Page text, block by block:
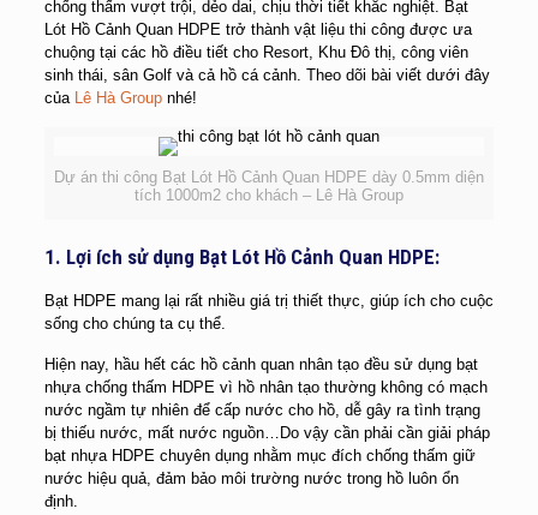
chống thấm vượt trội, dẻo dai, chịu thời tiết khắc nghiệt. Bạt
Lót Hồ Cảnh Quan HDPE trở thành vật liệu thi công được ưa
chuộng tại các hồ điều tiết cho Resort, Khu Đô thị, công viên
sinh thái, sân Golf và cả hồ cá cảnh. Theo dõi bài viết dưới đây
của Lê Hà Groupnhé!
Dự án thi công Bạt Lót Hồ Cảnh Quan HDPE dày 0.5mm diện
tích 1000m2 cho khách – Lê Hà Group
1. Lợi ích sử dụng Bạt Lót Hồ Cảnh Quan HDPE:
Bạt HDPE mang lại rất nhiều giá trị thiết thực, giúp ích cho cuộc
sống cho chúng ta cụ thể.
Hiện nay, hầu hết các hồ cảnh quan nhân tạo đều sử dụng bạt
nhựa chống thấm HDPE vì hồ nhân tạo thường không có mạch
nước ngầm tự nhiên để cấp nước cho hồ, dễ gây ra tình trạng
bị thiếu nước, mất nước nguồn…Do vậy cần phải cần giải pháp
bạt nhựa HDPE chuyên dụng nhằm mục đích chống thấm giữ
nước hiệu quả, đảm bảo môi trường nước trong hồ luôn ổn
định.